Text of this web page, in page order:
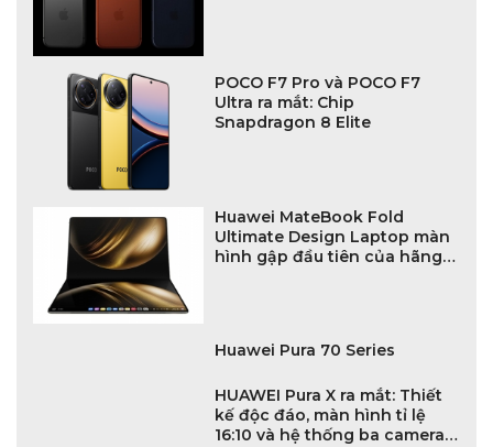
POCO F7 Pro và POCO F7
Ultra ra mắt: Chip
Snapdragon 8 Elite
Huawei MateBook Fold
Ultimate Design Laptop màn
hình gập đầu tiên của hãng
Huawei Pura 70 Series
HUAWEI Pura X ra mắt: Thiết
kế độc đáo, màn hình tỉ lệ
16:10 và hệ thống ba camera